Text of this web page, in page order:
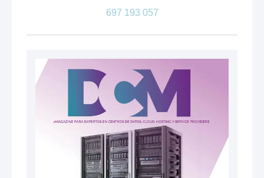
697 193 057